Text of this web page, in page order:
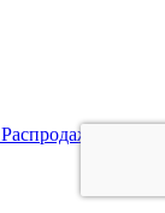
Распродажа